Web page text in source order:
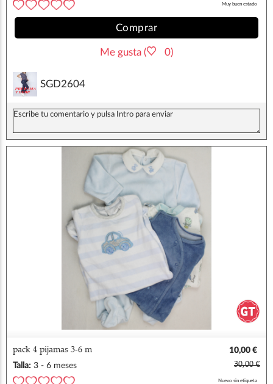
Muy buen estado
Comprar
Me gusta ( 0)
SGD2604
pack 4 pijamas 3-6 m
10,00 €
Talla: 3 - 6 meses 30,00 €
Nuevo sin etiqueta